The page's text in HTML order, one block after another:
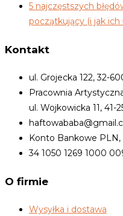
5 najczęstszych
początkujący (i jak ich
Kontakt
ul. Grojecka 122, 32-
Pracownia
ul. Wojkowicka 11, 41-
Konto Bankowe PLN,
34 1050 1269 1000
O firmie
Wysyłka i dostawa